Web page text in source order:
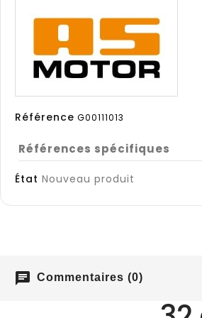
Référence G00111013
Références spécifiques
État Nouveau produit
chat Commentaires (0)